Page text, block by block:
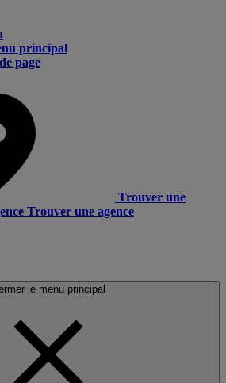
principal
page
Trouver une
Trouver une agence
le menu principal